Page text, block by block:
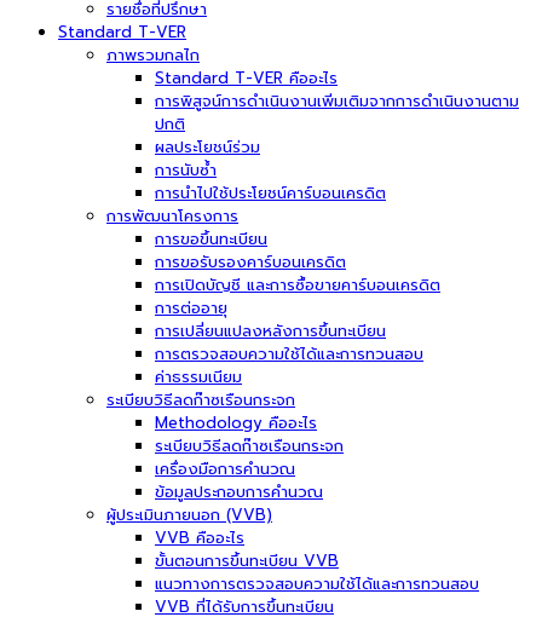
รายชื่อที่ปรึกษา
Standard T-VER
ภาพรวมกลไก
Standard T-VER คืออะไร
การพิสูจน์การดำเนินงานเพิ่มเติมจากการดำเนินงานตาม
ปกติ
ผลประโยชน์ร่วม
การนับซ้ำ
การนำไปใช้ประโยชน์คาร์บอนเครดิต
การพัฒนาโครงการ
การขอขึ้นทะเบียน
การขอรับรองคาร์บอนเครดิต
การเปิดบัญชี และการซื้อขายคาร์บอนเครดิต
การต่ออายุ
การเปลี่ยนแปลงหลังการขึ้นทะเบียน
การตรวจสอบความใช้ได้และการทวนสอบ
ค่าธรรมเนียม
ระเบียบวิธีลดก๊าซเรือนกระจก
Methodology คืออะไร
ระเบียบวิธีลดก๊าซเรือนกระจก
เครื่องมือการคำนวณ
ข้อมูลประกอบการคำนวณ
ผู้ประเมินภายนอก (VVB)
VVB คืออะไร
ขั้นตอนการขึ้นทะเบียน VVB
แนวทางการตรวจสอบความใช้ได้และการทวนสอบ
VVB ที่ได้รับการขึ้นทะเบียน